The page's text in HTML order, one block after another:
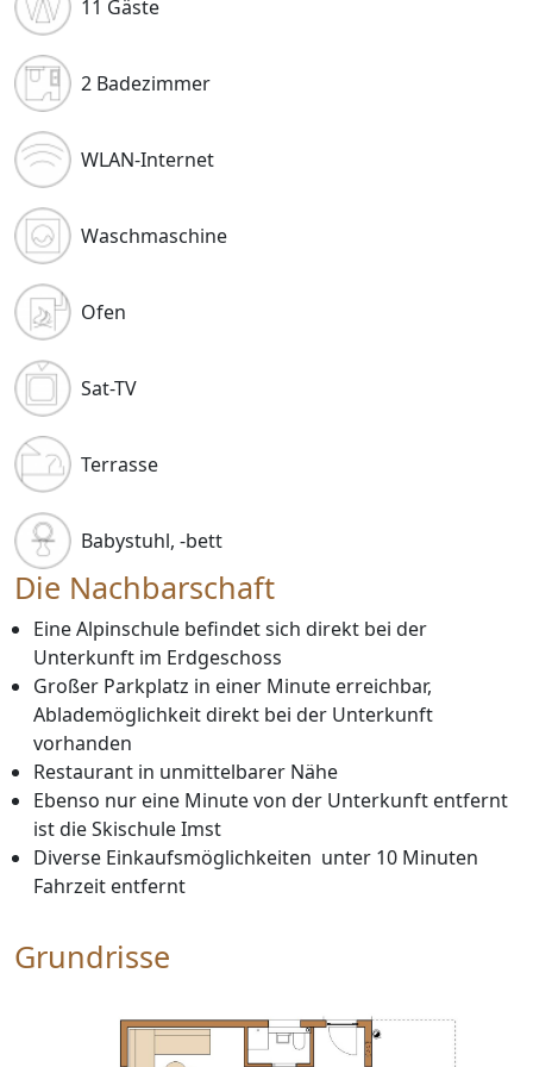
11 Gäste
2 Badezimmer
WLAN-Internet
Waschmaschine
Ofen
Sat-TV
Terrasse
Babystuhl, -bett
Die Nachbarschaft
Eine Alpinschule befindet sich direkt bei der
Unterkunft im Erdgeschoss
Großer Parkplatz in einer Minute erreichbar,
Ablademöglichkeit direkt bei der Unterkunft
vorhanden
Restaurant in unmittelbarer Nähe
Ebenso nur eine Minute von der Unterkunft entfernt
ist die Skischule Imst
Diverse Einkaufsmöglichkeiten unter 10 Minuten
Fahrzeit entfernt
Grundrisse